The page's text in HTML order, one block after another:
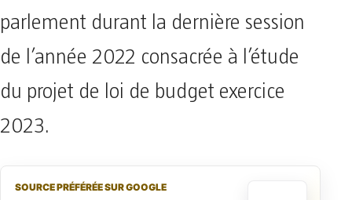
parlement durant la dernière session
de l’année 2022 consacrée à l’étude
du projet de loi de budget exercice
2023.
SOURCE PRÉFÉRÉE SUR GOOGLE